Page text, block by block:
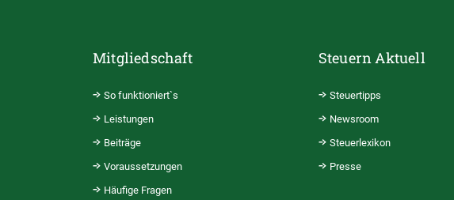
Mitgliedschaft
So funktioniert`s
Leistungen
Beiträge
Voraussetzungen
Häufige Fragen
Steuern Aktuell
Steuertipps
Newsroom
Steuerlexikon
Presse